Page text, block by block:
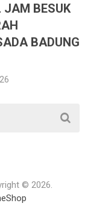
JAM BESUK
BADUNG
© 2026.